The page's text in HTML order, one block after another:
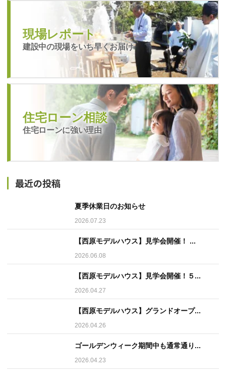
現場レポート
建設中の現場をいち早くお届け
住宅ローン相談
住宅ローンに強い理由
最近の投稿
夏季休業日のお知らせ
2026.07.23
【西原モデルハウス】見学会開催！ ...
2026.06.08
【西原モデルハウス】見学会開催！５...
2026.04.27
【西原モデルハウス】グランドオープ...
2026.04.26
ゴールデンウィーク期間中も通常通り...
2026.04.23